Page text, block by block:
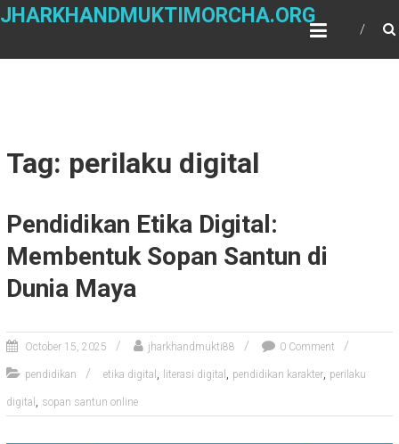
Skip
JHARKHANDMUKTIMORCHA.ORG
Tag: perilaku digital
Pendidikan Etika Digital:
Membentuk Sopan Santun di
Dunia Maya
October 15, 2025 jharkhandmukti88 0 Comment
pendidikan etika digital , literasi digital , pendidikan karakter, perilaku
digital , sopan santun online